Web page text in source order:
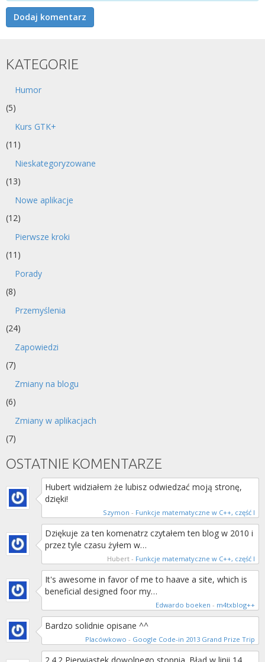
KATEGORIE
Humor
(5)
Kurs GTK+
(11)
Nieskategoryzowane
(13)
Nowe aplikacje
(12)
Pierwsze kroki
(11)
Porady
(8)
Przemyślenia
(24)
Zapowiedzi
(7)
Zmiany na blogu
(6)
Zmiany w aplikacjach
(7)
OSTATNIE KOMENTARZE
Hubert widziałem że lubisz odwiedzać moją stronę,
dzięki!
Szymon - Funkcje matematyczne w C++, część I
Dziękuje za ten komenatrz czytałem ten blog w 2010 i
przez tyle czasu żyłem w…
Hubert - Funkcje matematyczne w C++, część I
It's awesome in favor of me to haave a site, which is
beneficial designed foor my…
Edwardo boeken - m4txblog++
Bardzo solidnie opisane ^^
Placówkowo - Google Code-in 2013 Grand Prize Trip